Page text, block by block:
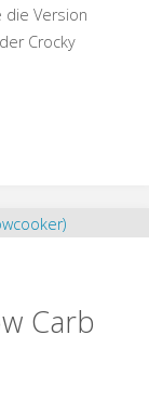
die Version
Crocky
Carb